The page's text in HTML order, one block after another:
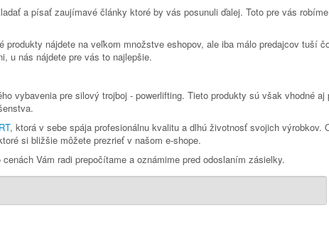
a písať zaujímavé články ktoré by vás posunuli ďalej. Toto pre vás
nájdete na veľkom množstve eshopov, ale iba málo predajcov tuší
u nás nájdete pre vás to najlepšie.
vybavenia pre silový trojboj - powerlifting. Tieto produkty sú však vhodné
, ktorá v sebe spája profesionálnu kvalitu a dlhú životnosť svojich výrobkov.
si bližšie môžete prezrieť v našom e-shope.
Vám radi prepočítame a oznámime pred odoslaním zásielky.